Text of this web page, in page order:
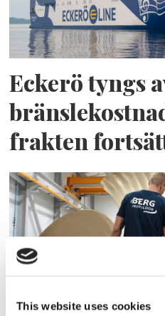
This website uses cookies
Eckerö tyngs
frakten